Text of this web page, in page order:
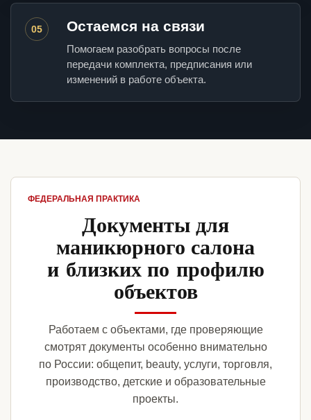
05 Остаемся на связи
Помогаем разобрать вопросы после
передачи комплекта, предписания или
изменений в работе объекта.
ФЕДЕРАЛЬНАЯ ПРАКТИКА
Документы для
маникюрного салона
и близких по профилю
объектов
Работаем с объектами, где проверяющие
смотрят документы особенно внимательно
по России: общепит, beauty, услуги, торговля,
производство, детские и образовательные
проекты.